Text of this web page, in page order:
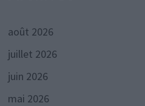
août 2026
juillet 2026
juin 2026
mai 2026